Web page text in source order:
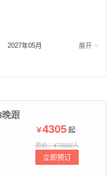
2027年05月
跟
￥4305起
原价：¥7888/人
立即预订